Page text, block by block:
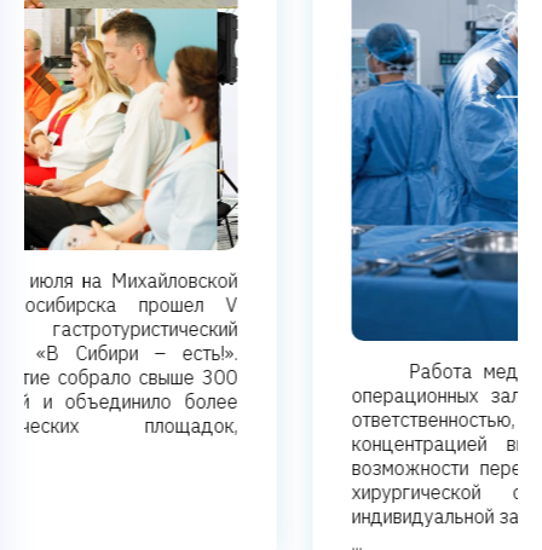
Работа медицинского персонала в
операционных залах связана с высокой
ответственностью, длительной
концентрацией внимания, ограниченной
возможности перерывов, использованием
хирургической одежды и средств
Previous Next